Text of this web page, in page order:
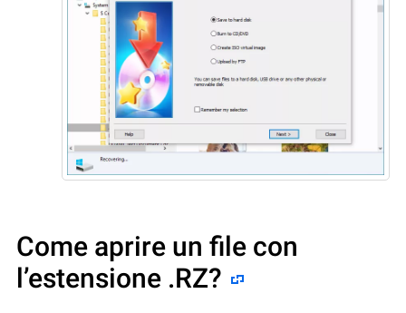
Come aprire un file con
l’estensione .RZ?